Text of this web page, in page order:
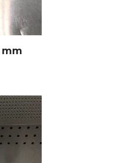
mm